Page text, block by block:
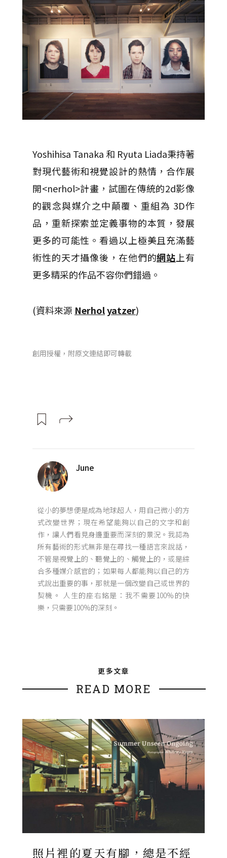
Yoshihisa Tanaka 和 Ryuta Liada秉持著
對現代藝術和視覺設計的熱情，合作展
開<nerhol>計畫，試圖在傳統的2d影像
的觀念與媒介之中顛覆、重組為 3D作
品，重新探索並定義事物的本質，發展
更多的可能性。看過以上極美且充滿藝
術性的天才攝像後，在他們的網站上有
更多精采的作品不容你們錯過。
(資料來源 Nerholyatzer)
創用授權，附原文連結即可轉載
June
從小的夢想便是成為地球超人，用自己微小的方
式改變世界；現在希望能夠以自己的文字和創
作，讓人們看見身邊重要而深刻的景況。我認為
所有藝術的形式無非是在尋找一種語言來說話，
不管是視覺上的、聽覺上的、觸覺上的，或是綜
合多種媒介感官的；如果每人都能夠以自己的方
式說出重要的事，那就是一個改變自己或世界的
契機。 人生的座右銘是：我不需要100%的快
樂，只需要100%的深刻。
更多文章
READ MORE
照片裡的夏天有腳，總是不經